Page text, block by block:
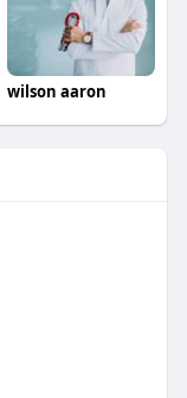
wilson aaron